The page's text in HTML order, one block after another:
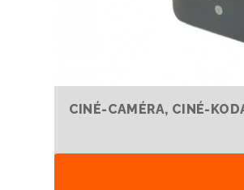
CINÉ-CAMÉRA, CINÉ-